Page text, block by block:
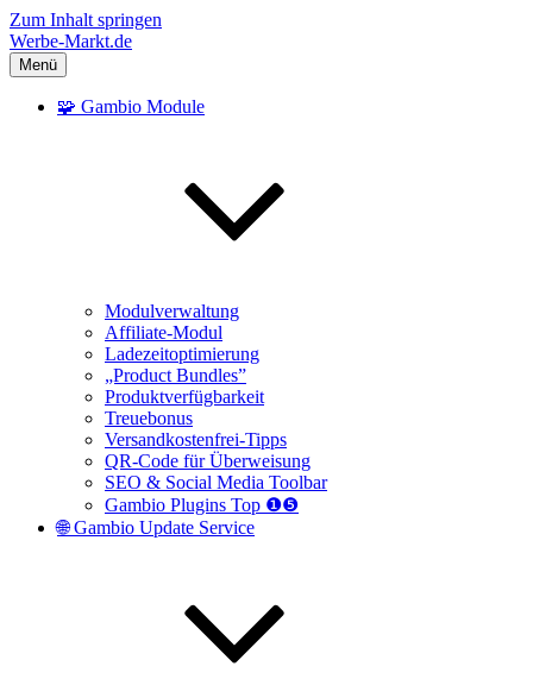
Zum Inhalt springen
Werbe-Markt.de
Menü
🧩 Gambio Module
Modulverwaltung
Affiliate-Modul
Ladezeitoptimierung
„Product Bundles”
Produktverfügbarkeit
Treuebonus
Versandkostenfrei-Tipps
QR-Code für Überweisung
SEO & Social Media Toolbar
Gambio Plugins Top ❶❺
🌐 Gambio Update Service